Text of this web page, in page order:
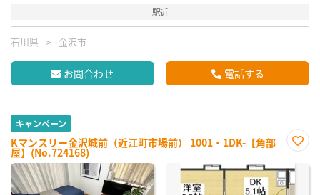
駅近
石川県 金沢市
お問合わせ 電話する
キャンペーン
Kマンスリー金沢城前（近江町市場前） 1001・1DK-【角部
屋】(No.724168)
に入
り登
録